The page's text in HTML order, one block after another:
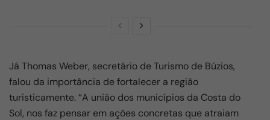
Já Thomas Weber, secretário de Turismo de Búzios,
falou da importância de fortalecer a região
turisticamente. “A união dos municípios da Costa do
Sol, nos faz pensar em ações concretas que atraiam